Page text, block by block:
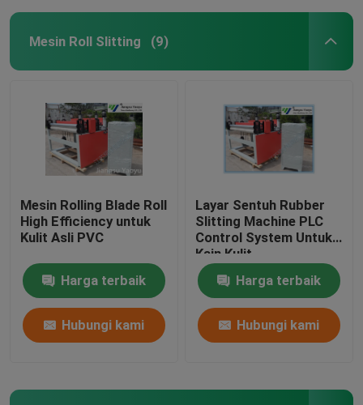
Mesin Roll Slitting (9)
Mesin Rolling Blade Roll
High Efficiency untuk
Kulit Asli PVC
Harga terbaik
Hubungi kami
Layar Sentuh Rubber
Slitting Machine PLC
Control System Untuk
Kain Kulit
Harga terbaik
Hubungi kami